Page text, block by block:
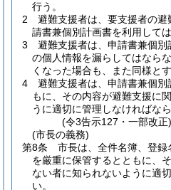
行う。
2
避難支援者は、要支援者の
請書兼個別計画書を利用しては
3
避難支援者は、申請書兼個
の個人情報を漏らしてはならな
くなった場合も、また同様とす
4
避難支援者は、申請書兼個
もに、その内容が避難支援に
うに適切に管理しなければなら
(令3告示127・一部改正)
(市長の義務)
第8条
市長は、全件名簿、登
を厳重に保管するとともに、
ない者に知られないように適
い。